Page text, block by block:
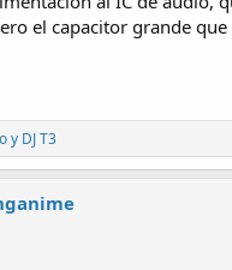
el capacitor grande
y DJ T3